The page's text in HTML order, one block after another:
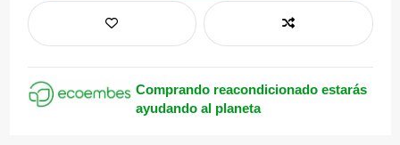
Comprando reacondicionado estarás
ayudando al planeta